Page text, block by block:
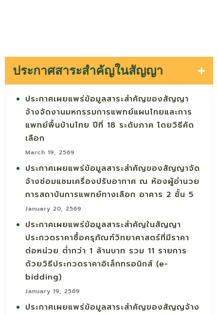
ประกาศสาระสำคัญในสัญญา
ประกาศเผยแพร่ข้อมูลสาระสำคัญของสัญญา
จ้างจัดงานมหกรรมการแพทย์แผนไทยและการ
แพทย์พื้นบ้านไทย ปีที่ 18 ระดับภาค โดยวิธีคัด
เลือก
March 19, 2569
ประกาศเผยแพร่ข้อมูลสาระสำคัญของสัญญาจัด
จ้างซ่อมแซมเครื่องปรับอากาศ ณ ห้องผู้อำนวย
การสถาบันการแพทย์ทางเลือก อาคาร 2 ชั้น 5
January 20, 2569
ประกาศเผยแพร่ข้อมูลสาระสำคัญในสัญญา
ประกวดราคาซื้อครุภัณฑ์วิทยาศาสตร์ที่มีราคา
ต่อหน่วย ต่ำกว่า 1 ล้านบาท รวม 11 รายการ
ด้วยวิธีประกวดราคาอิเล็กทรอนิกส์ (e-
bidding)
January 19, 2569
ประกาศเผยแพร่ข้อมูลสาระสำคัญของสัญญจ้าง